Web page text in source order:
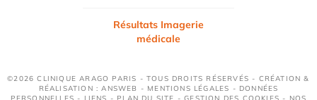
Résultats Imagerie
médicale
©2026 CLINIQUE ARAGO PARIS - TOUS DROITS RÉSERVÉS - CRÉATION &
RÉALISATION : ANSWEB - MENTIONS LÉGALES - DONNÉES